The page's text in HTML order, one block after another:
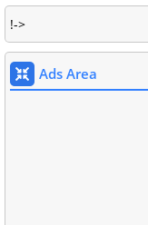
!->
Ads Area